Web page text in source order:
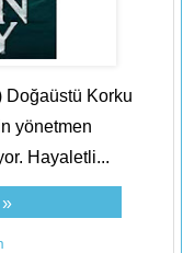
Doğaüstü Korku
yönetmen
Hayaletli...